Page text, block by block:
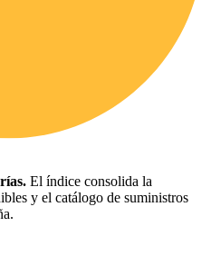
El índice consolida la
y el catálogo de suministros